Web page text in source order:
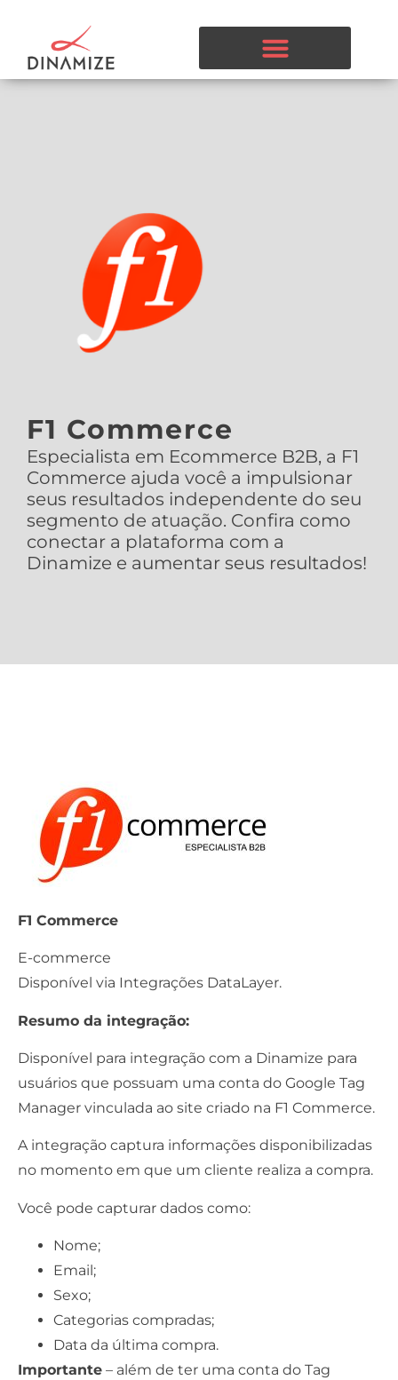
F1 Commerce
Especialista em Ecommerce B2B, a F1
Commerce ajuda você a impulsionar
seus resultados independente do seu
segmento de atuação. Confira como
conectar a plataforma com a
Dinamize e aumentar seus resultados!
F1 Commerce
E-commerce
Disponível via Integrações DataLayer.
Resumo da integração:
Disponível para integração com a Dinamize para
usuários que possuam uma conta do Google Tag
Manager vinculada ao site criado na F1 Commerce.
A integração captura informações disponibilizadas
no momento em que um cliente realiza a compra.
Você pode capturar dados como:
Nome;
Email;
Sexo;
Categorias compradas;
Data da última compra.
Importante – além de ter uma conta do Tag